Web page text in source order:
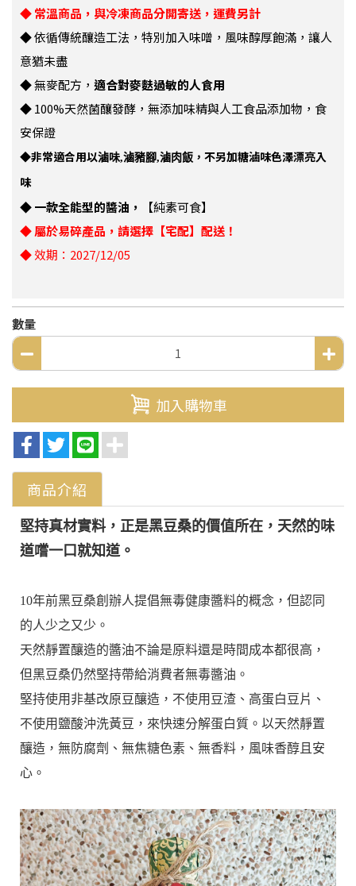
◆ 常溫商品，與冷凍商品分開寄送，運費另計
◆依循傳統釀造工法 ， 特別加入味噌， 風味醇厚飽滿，讓人
意猶未盡
◆ 無麥配方， 適合對麥麩過敏的人食用
◆100%天然菌釀發酵，無添加味精與人工食品添加物，食
安保證
◆非常適合用以滷味,滷豬腳,滷肉飯， 不另加糖滷味色澤漂亮入
味
◆一款全能型的醬油，
【純素可食】
◆ 屬於易碎產品，請選擇【宅配】配送！
◆ 效期：2027/12/05
數量
加入購物車
商品介紹
堅持真材實料，正是黑豆桑的價值所在，天然的味
道嚐一口就知道。
10年前黑豆桑創辦人提倡無毒健康醬料的概念，但認同
的人少之又少。
天然靜置釀造的醬油不論是原料還是時間成本都很高，
但黑豆桑仍然堅持帶給消費者無毒醬油。
堅持使用非基改原豆釀造，不使用豆渣、高蛋白豆片、
不使用鹽酸沖洗黃豆，來快速分解蛋白質。以天然靜置
釀造，無防腐劑、無焦糖色素、無香料，風味香醇且安
心。